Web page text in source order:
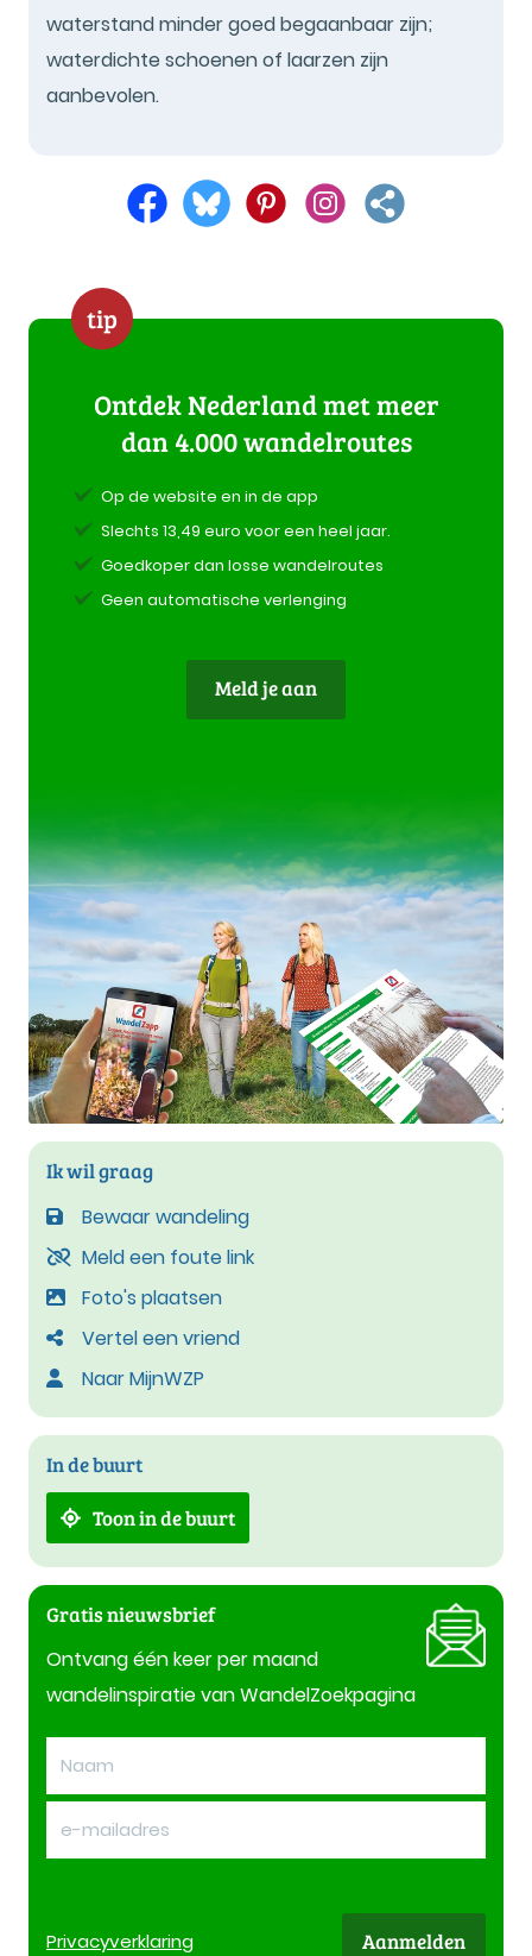
waterstand minder goed begaanbaar zijn;
waterdichte schoenen of laarzen zijn
aanbevolen.
tip
Ontdek Nederland met meer
dan 4.000 wandelroutes
Op de website en in de app
Slechts 13,49 euro voor een heel jaar.
Goedkoper dan losse wandelroutes
Geen automatische verlenging
Meld je aan
Ik wil graag
Bewaar wandeling
Meld een foute link
Foto's plaatsen
Vertel een vriend
Naar MijnWZP
In de buurt
Toon in de buurt
Gratis nieuwsbrief
Ontvang één keer per maand
wandelinspiratie van WandelZoekpagina
Privacyverklaring Aanmelden